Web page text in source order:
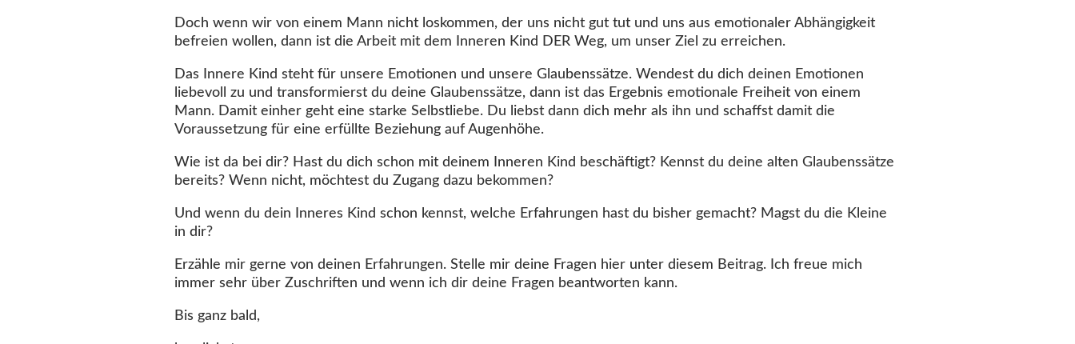
Doch wenn wir von einem Mann nicht loskommen, der uns nicht gut tut und uns aus emotionaler Abhängigkeit
befreien wollen, dann ist die Arbeit mit dem Inneren Kind DER Weg, um unser Ziel zu erreichen.
Das Innere Kind steht für unsere Emotionen und unsere Glaubenssätze. Wendest du dich deinen Emotionen
liebevoll zu und transformierst du deine Glaubenssätze, dann ist das Ergebnis emotionale Freiheit von einem
Mann. Damit einher geht eine starke Selbstliebe. Du liebst dann dich mehr als ihn und schaffst damit die
Voraussetzung für eine erfüllte Beziehung auf Augenhöhe.
Wie ist da bei dir? Hast du dich schon mit deinem Inneren Kind beschäftigt? Kennst du deine alten Glaubenssätze
bereits? Wenn nicht, möchtest du Zugang dazu bekommen?
Und wenn du dein Inneres Kind schon kennst, welche Erfahrungen hast du bisher gemacht? Magst du die Kleine
in dir?
Erzähle mir gerne von deinen Erfahrungen. Stelle mir deine Fragen hier unter diesem Beitrag. Ich freue mich
immer sehr über Zuschriften und wenn ich dir deine Fragen beantworten kann.
Bis ganz bald,